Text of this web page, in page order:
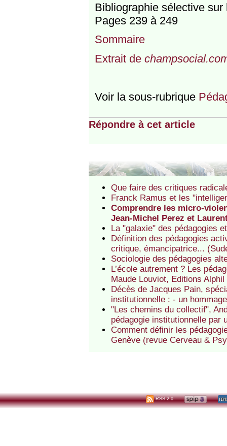
Bibliographie sélective
Pages 239 à 249
Sommaire
Extrait de
Voir la sous-rubrique
Répondre à cet article
Que faire des critiques
Franck Ramus et les
Comprendre les micro-
Jean-Michel Perez et
La "galaxie" des pédagogies
Définition des pédagogies
critique, émancipatrice...
Sociologie des pédagogies
L’école autrement ? Les
Maude Louviot, Editions
Décès de Jacques Pain,
institutionnelle : - un
"Les chemins du collectif",
pédagogie institutionnelle par
Comment définir les
Genève (revue Cerveau &
RSS 2.0